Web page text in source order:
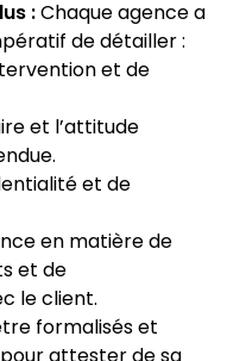
:Chaque agence a
de détailler :
et de
et l’attitude
et de
en matière de
et de
le client.
formalisés et